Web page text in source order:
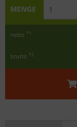
MENGE
netto *1
brutto *2